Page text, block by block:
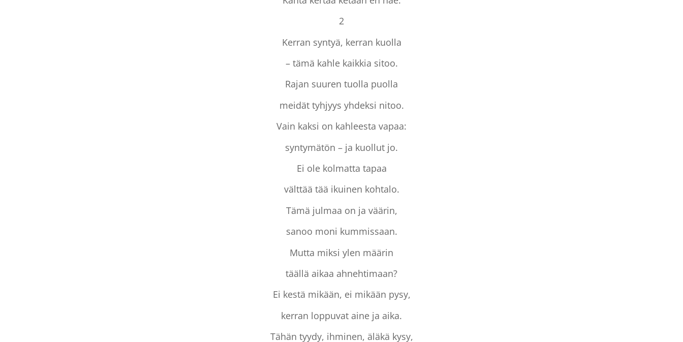
2
Kerran syntyä, kerran kuolla
– tämä kahle kaikkia sitoo.
Rajan suuren tuolla puolla
meidät tyhjyys yhdeksi nitoo.
Vain kaksi on kahleesta vapaa:
syntymätön – ja kuollut jo.
Ei ole kolmatta tapaa
välttää tää ikuinen kohtalo.
Tämä julmaa on ja väärin,
sanoo moni kummissaan.
Mutta miksi ylen määrin
täällä aikaa ahnehtimaan?
Ei kestä mikään, ei mikään pysy,
kerran loppuvat aine ja aika.
Tähän tyydy, ihminen, äläkä kysy,